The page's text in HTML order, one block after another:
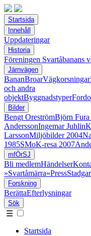
Startsida
Innehåll
Uppdateringar
Historia
Föreningen Svartåbanans
Järnvägen
BananBroarVägkorsningar
och andra
objektByggnadstyper
Bilder
Bengt OreströmBjörn Fura
AnderssonIngemar Juhlin
LarssonMiljöbilder 2004
1985SMoK-resa 2007
mfÖrSJ
Bli medlemHändelser
»Svartåmärra«PressStadgar
Forskning
BerättaEfterlysningar
Sök
☰
Startsida